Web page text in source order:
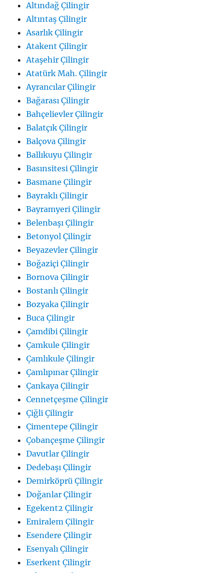
Altındağ Çilingir
Altıntaş Çilingir
Asarlık Çilingir
Atakent Çilingir
Ataşehir Çilingir
Atatürk Mah. Çilingir
Ayrancılar Çilingir
Bağarası Çilingir
Bahçelievler Çilingir
Balatçık Çilingir
Balçova Çilingir
Ballıkuyu Çilingir
Basınsitesi Çilingir
Basmane Çilingir
Bayraklı Çilingir
Bayramyeri Çilingir
Belenbaşı Çilingir
Betonyol Çilingir
Beyazevler Çilingir
Boğaziçi Çilingir
Bornova Çilingir
Bostanlı Çilingir
Bozyaka Çilingir
Buca Çilingir
Çamdibi Çilingir
Çamkule Çilingir
Çamlıkule Çilingir
Çamlıpınar Çilingir
Çankaya Çilingir
Cennetçeşme Çilingir
Çiğli Çilingir
Çimentepe Çilingir
Çobançeşme Çilingir
Davutlar Çilingir
Dedebaşı Çilingir
Demirköprü Çilingir
Doğanlar Çilingir
Egekent2 Çilingir
Emiralem Çilingir
Esendere Çilingir
Esenyalı Çilingir
Eserkent Çilingir